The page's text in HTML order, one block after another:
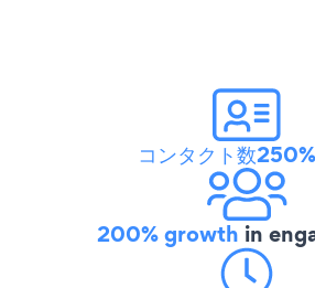
コンタクト数
200% growth in